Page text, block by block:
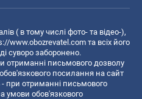
( в тому числі фото- та відео-),
www.obozrevatel.com та всіх його
суворо заборонено.
отриманні письмового дозволу
посилання на сайт
- при отриманні письмового
умови обов'язкового